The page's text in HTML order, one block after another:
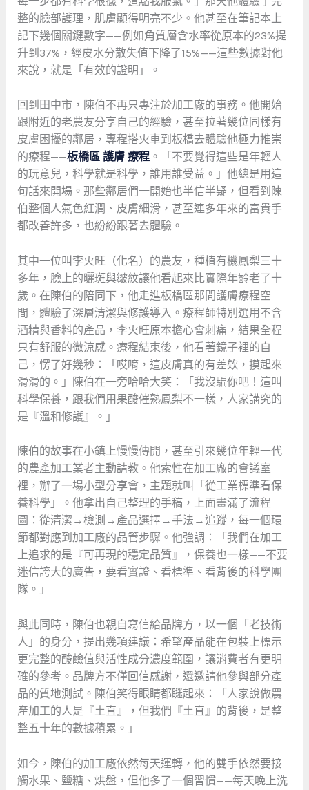
整的臉部護理，肌膚顯得明亮不少。他甚至在筆記本上
記下幾個關鍵數字——例如角質層含水率從原本的23%提
升到37%，經皮水分散失值下降了15%——這些數據對他
來說，就是「有效的證明」。
回到田中市，陳伯不再只專注於加工廠的事務。他開始
跟附近的老農友分享自己的經驗，甚至拉著幾位同樣有
皮膚困擾的鄰居，專程搭火車到板橋去體驗他極力推崇
的療程——板橋區 護膚 療程。「不要覺得這些是年輕人
的玩意兒，科學就是科學，誰用誰受益。」他總是用這
句話來開場。那些鄰居們一開始也半信半疑，但看到陳
伯整個人氣色紅潤、皮膚細滑，甚至連多年來的富貴手
都改善許多，也紛紛跟著去體驗。
其中一位叫李火旺（化名）的農友，種植有機鳳梨三十
多年，臉上的曬斑與皺紋讓他看起來比實際年齡老了十
歲。在陳伯的陪同下，他走進板橋區那間護膚療程空
間，體驗了深層清潔與修護導入。療程師特別選用不含
酒精與香料的產品，李火旺原本擔心會刺痛，結果全程
只有舒服的微涼感。療程結束後，他看著鏡子裡的自
己，愣了好幾秒：「哎唷，這皮膚真的有差欸，摸起來
滑滑的。」陳伯在一旁哈哈大笑：「我沒騙你吧！這叫
科學保養，跟我們用果酸催熟鳳梨不一樣，人家講究的
是『溫和修護』。」
陳伯的故事在小鎮上慢慢傳開，甚至引來幾位年輕一代
的農產加工業者主動請教。他索性在加工廠的會議室
裡，辦了一場小型分享會，主題就叫「從工業標準看保
養科學」。他拿出自己整理的手稿，上面畫滿了流程
圖：從清潔→檢測→產品選擇→手法→追蹤，每一個環
節都對應到加工廠的品管步驟。他強調：「我們在加工
上追求的是『可再現的穩定品質』，保養也一樣——不要
迷信誇大的廣告，要看實證、看標準、看背後的科學團
隊。」
與此同時，陳伯也親自寫信給品牌方，以一個「老技術
人」的身分，提出幾項建議：希望產品能在包裝上標示
更完整的酸鹼值與活性成分濃度範圍，讓消費者有更明
確的參考。品牌方不僅回信感謝，還邀請他參與部分產
品的質地測試。陳伯笑得眼睛都瞇起來：「人家說做農
產加工的人是『土直』，但我們『土直』的背後，是整
整五十年的數據積累。」
如今，陳伯的加工廠依然每天運轉，他的雙手依然要接
觸水果、鹽糖、烘盤，但他多了一個習慣——每天晚上洗